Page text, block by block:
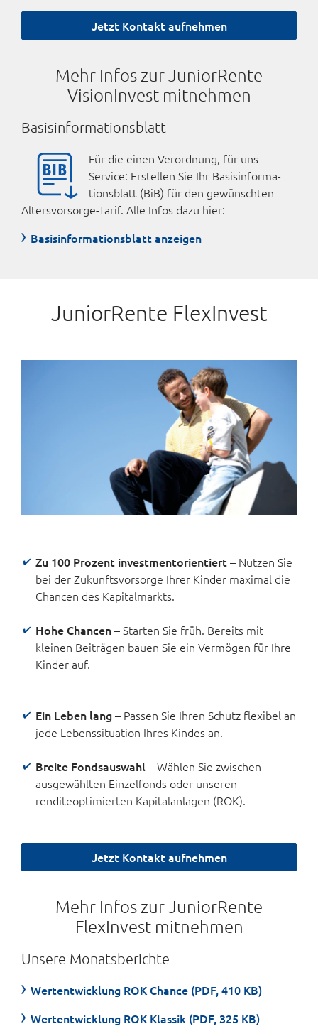
Jetzt Kontakt aufnehmen
Mehr Infos zur JuniorRente
VisionInvest mitnehmen
Basisinformationsblatt
Für die einen Verord­nung, für uns
Service: Er­stellen Sie Ihr Basis­infor­ma­
tions­blatt (BiB) für den ge­wünschten
Alters­vorsorge-Tarif. Alle Infos dazu hier:
Basisinformationsblatt anzeigen
JuniorRente FlexInvest
Zu 100 Prozent investmentorientiert– Nutzen Sie
bei der Zukunftsvorsorge Ihrer Kinder maximal die
Chancen des Kapitalmarkts.
Hohe Chancen– Starten Sie früh. Bereits mit
kleinen Beiträgen bauen Sie ein Vermögen für Ihre
Kinder auf.
Ein Leben lang– Passen Sie Ihren Schutz flexibel an
jede Lebenssituation Ihres Kindes an.
Breite Fondsauswahl– Wählen Sie zwischen
ausgewählten Einzelfonds oder unseren
renditeoptimierten Kapitalanlagen (ROK).
Jetzt Kontakt aufnehmen
Mehr Infos zur JuniorRente
FlexInvest mitnehmen
Unsere Monatsberichte
Wertentwicklung ROK Chance (PDF, 410 KB)
Wertentwicklung ROK Klassik (PDF, 325 KB)